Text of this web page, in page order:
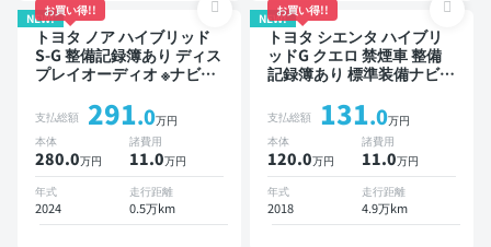
NEW!
お買い得!!
トヨタ ノア ハイブリッド
S-G 整備記録簿あり ディス
プレイオーディオ ※ナビキ
ズ 3列シート スマートキー
バックモニター ドライブレ
コーダー 衝突軽減 7人乗り
支払総額 291.0万円
本体
280.0万円
諸費用
11.0万円
年式
2024
走行距離
0.5万km
NEW!
お買い得!!
トヨタ シエンタ ハイブリ
ッドG クエロ 禁煙車 整備
記録簿あり 標準装備ナビ
クモニター ドライブレコー
ダー 衝突軽減 両側電動ス
ライドドア
支払総額 131.0万円
本体
120.0万円
諸費用
11.0万円
年式
2018
走行距離
4.9万km